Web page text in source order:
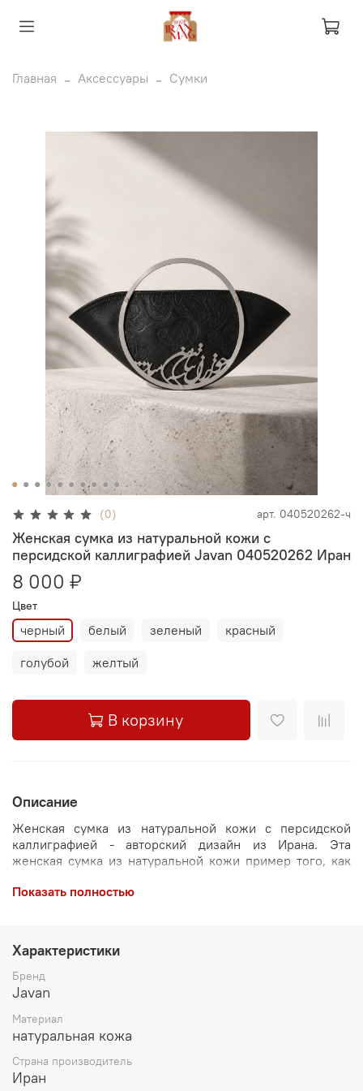
Главная Аксессуары Сумки
(0) арт. 040520262-ч
Женская сумка из натуральной кожи с
персидской каллиграфией Javan 040520262 Иран
8 000 ₽
Цвет
черный белый зеленый
красный
голубой
желтый
В корзину
Описание
Женская сумка из натуральной кожи с персидской
каллиграфией - авторский дизайн из Ирана. Эта
женская сумка из натуральной кожи пример того, как
стиля. Глубокие оттенки, фактурное тиснение и
массовыми моделями.
Сумка выполнена вручную мастерами из Ирана и
относится к категории авторских изделий. Это не
дизайнерской идеей, отражающей традиции восточного
искусства в современном исполнении.
Эксклюзивный дизайн: сумка с
Показать полностью
Характеристики
Бренд
Javan
Материал
натуральная кожа
Страна производитель
Иран